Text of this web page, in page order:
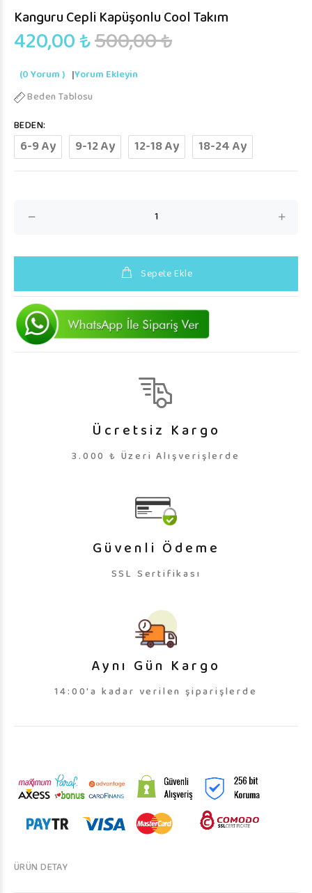
Kanguru Cepli Kapüşonlu Cool Takım
420,00 ₺500,00 ₺
(0 Yorum ) |Yorum Ekleyin
Beden Tablosu
BEDEN:
6-9 Ay 9-12 Ay 12-18 Ay 18-24 Ay
Sepete Ekle
Ücretsiz Kargo
3.000 ₺ Üzeri Alışverişlerde
Güvenli Ödeme
SSL Sertifikası
Aynı Gün Kargo
14:00'a kadar verilen şiparişlerde
ÜRÜN DETAY